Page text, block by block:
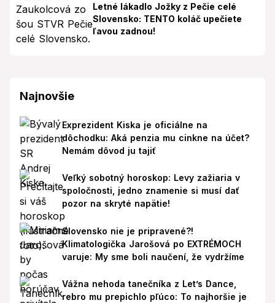
Letné lákadlo Jožky z Pečie celé
Slovensko: TENTO koláč upečiete
ľavou zadnou!
Najnovšie
Exprezident Kiska je oficiálne na
dôchodku: Aká penzia mu cinkne na účet?
Nemám dôvod ju tajiť
Veľký sobotný horoskop: Levy zažiaria v
spoločnosti, jedno znamenie si musí dať
pozor na skryté napätie!
Slovensko nie je pripravené?!
Klimatologička Jarošová po EXTRÉMOCH
varuje: My sme boli naučení, že vydržíme
Vážna nehoda tanečníka z Let’s Dance,
rebro mu prepichlo pľúco: To najhoršie je